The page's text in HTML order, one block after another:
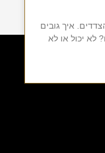
איך גובים
לא יכול או לא